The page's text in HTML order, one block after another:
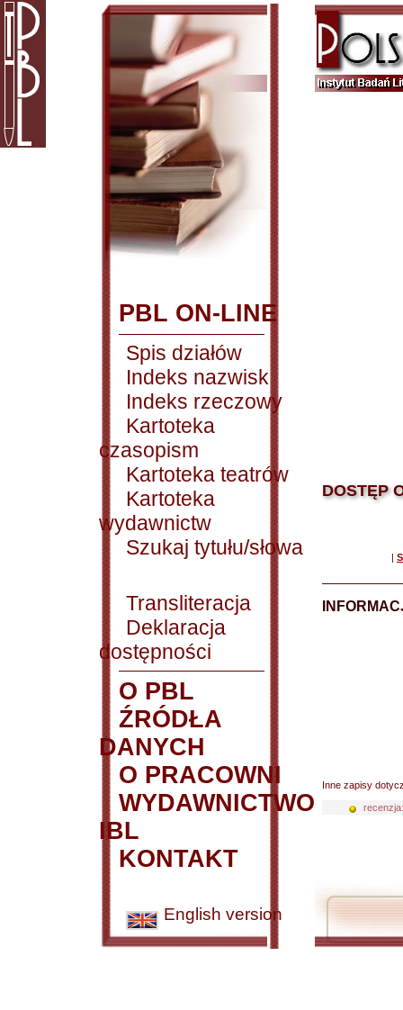
PBL ON-LINE
Spis działów
Indeks nazwisk
Indeks rzeczowy
Kartoteka
czasopism
Kartoteka teatrów
Kartoteka
wydawnictw
Szukaj tytułu/słowa
Transliteracja
Deklaracja
dostępności
O PBL
ŹRÓDŁA
DANYCH
O PRACOWNI
WYDAWNICTWO
IBL
KONTAKT
English version
DOSTĘP
|
Inne zapisy
recenzja: